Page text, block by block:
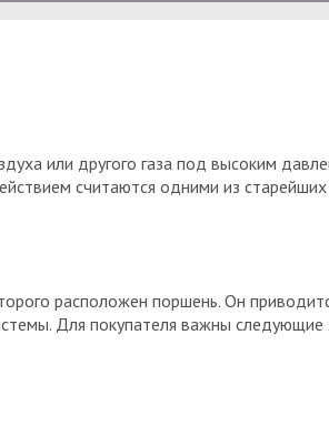
или другого газа под высоким
считаются одними из
расположен поршень. Он
Для покупателя важны следующие